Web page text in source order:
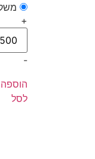
+
-
הוספה
לסל